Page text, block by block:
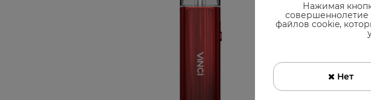
Нажимая
совершеннолетие
файлов cookie,
Нет